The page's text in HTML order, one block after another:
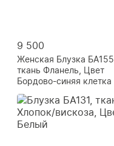
9 500
Женская Блузка БА155,
ткань Фланель, Цвет
Бордово-синяя клетка